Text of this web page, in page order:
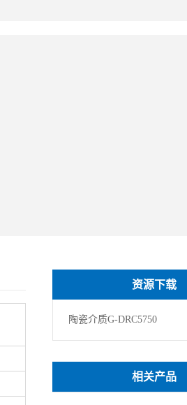
资源下载
陶瓷介质G-DRC5750
相关产品